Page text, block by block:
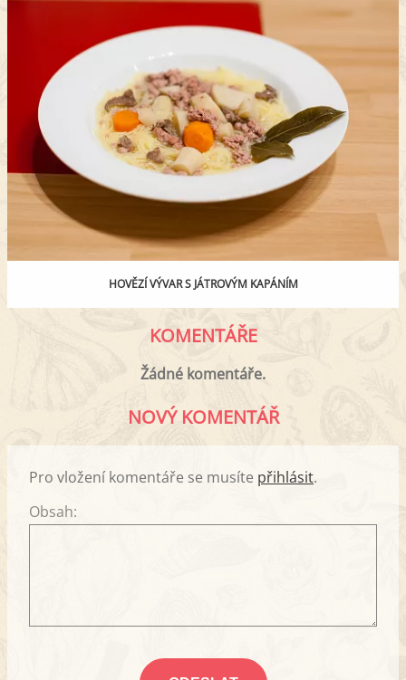
HOVĚZÍ VÝVAR S JÁTROVÝM KAPÁNÍM
KOMENTÁŘE
Žádné komentáře.
NOVÝ KOMENTÁŘ
Pro vložení komentáře se musíte přihlásit.
Obsah: